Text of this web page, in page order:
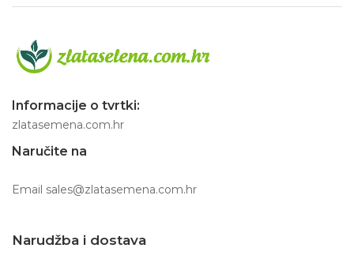
Informacije o tvrtki:
zlatasemena.com.hr
Naručite na
Email sales@zlatasemena.com.hr
Narudžba i dostava